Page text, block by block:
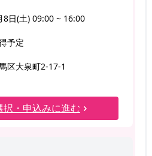
8日(土) 09:00 ~ 16:00
予定
区大泉町2-17-1
択・申込みに進む